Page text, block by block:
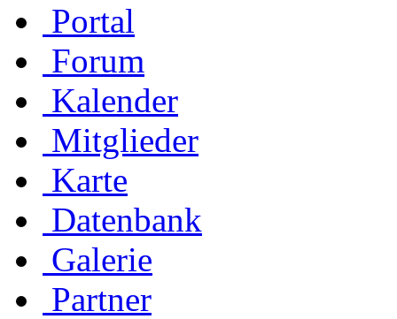
Portal
Forum
Kalender
Mitglieder
Karte
Datenbank
Galerie
Partner